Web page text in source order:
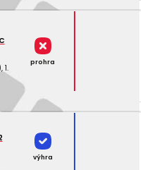
prohra
výhra